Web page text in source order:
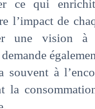
ce qui
l’impact de
une vision à
souvent à
la